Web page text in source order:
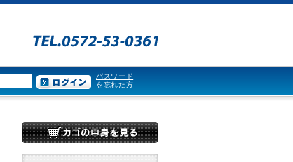
パスワード
を忘れた方